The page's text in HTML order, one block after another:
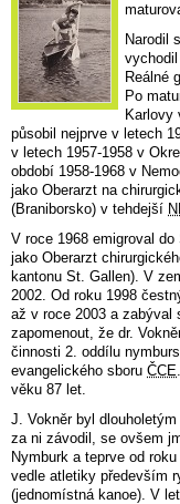
Narodil
Reálné
Po
Karlovy
působil nejprve v letech
v letech 1957-1958 v
období 1958-1968 v
jako Oberarzt na
(Braniborsko) v tehdejší
V roce 1968 emigroval
jako Oberarzt
kantonu St. Gallen). V
2002. Od roku 1998
až v roce 2003 a zabýval
zapomenout, že dr.
činnosti 2. oddílu
evangelického sboru ČCE
věku 87 let.
J. Vokněr byl
za ni závodil, se ovšem
Nymburk a teprve od
vedle atletiky především
(jednomístná kanoe). V